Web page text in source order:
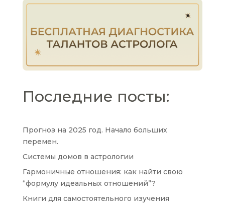
Последние посты:
Прогноз на 2025 год. Начало больших
перемен.
Системы домов в астрологии
Гармоничные отношения: как найти свою
“формулу идеальных отношений”?
Книги для самостоятельного изучения